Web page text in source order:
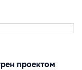
проектом